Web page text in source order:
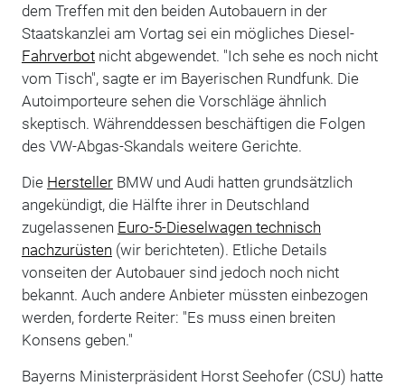
dem Treffen mit den beiden Autobauern in der
Staatskanzlei am Vortag sei ein mögliches Diesel-
Fahrverbotnicht abgewendet. "Ich sehe es noch nicht
vom Tisch", sagte er im Bayerischen Rundfunk. Die
Autoimporteure sehen die Vorschläge ähnlich
skeptisch. Währenddessen beschäftigen die Folgen
des VW-Abgas-Skandals weitere Gerichte.
Die HerstellerBMW und Audi hatten grundsätzlich
angekündigt, die Hälfte ihrer in Deutschland
zugelassenen Euro-5-Dieselwagen technisch
nachzurüsten (wir berichteten). Etliche Details
vonseiten der Autobauer sind jedoch noch nicht
bekannt. Auch andere Anbieter müssten einbezogen
werden, forderte Reiter: "Es muss einen breiten
Konsens geben."
Bayerns Ministerpräsident Horst Seehofer (CSU) hatte